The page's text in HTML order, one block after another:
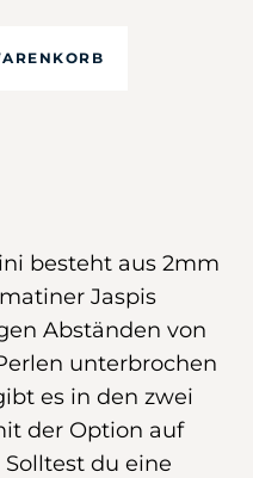
besteht aus 2mm
Jaspis
Abständen von
unterbrochen
es in den zwei
der Option auf
du eine